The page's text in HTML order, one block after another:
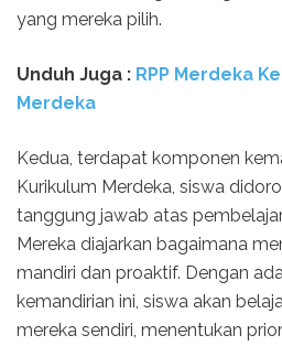
yang mereka pilih.
Unduh Juga : RPP Merdeka
Merdeka
Kedua, terdapat komponen
Kurikulum Merdeka, siswa
tanggung jawab atas
Mereka diajarkan bagaimana
mandiri dan proaktif. Dengan
kemandirian ini, siswa akan
mereka sendiri, menentukan